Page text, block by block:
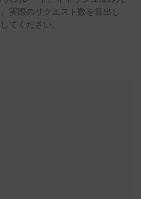
実際のリクエスト数を算出し
てください。.